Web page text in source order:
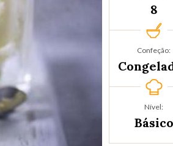
8
Confeção:
Nível:
Básico